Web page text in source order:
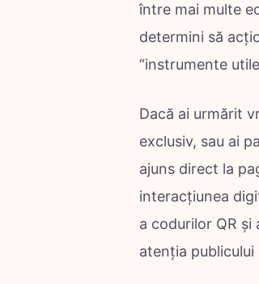
între mai multe
determini să
“instrumente
Dacă ai urmărit
exclusiv, sau ai
ajuns direct la
interacțiunea
a codurilor QR
atenția